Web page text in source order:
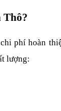
Thô?
phí hoàn
lượng: